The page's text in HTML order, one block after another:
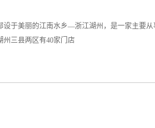
设于美丽的江南水乡—浙江湖州，是一家主要
州三县两区有40家门店